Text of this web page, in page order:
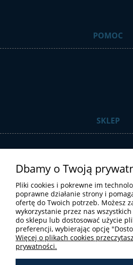
POMOC
SKLEP
STREFA
Dbamy o Twoją
Pliki cookies i pokrewne im
poprawne działanie strony i
ofertę do Twoich potrzeb. Możesz
wykorzystanie przez nas
do sklepu lub dostosować użycie
preferencji, wybierając opcję
Więcej o plikach cookies
prywatności.